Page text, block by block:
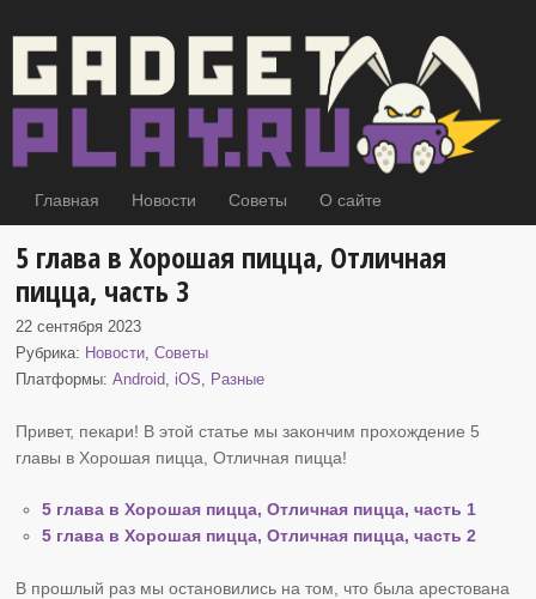
Главная Новости Советы О сайте
5 глава в Хорошая пицца, Отличная
пицца, часть 3
22 сентября 2023
Рубрика: Новости,Советы
Платформы:Android, iOS, Разные
Привет, пекари! В этой статье мы закончим прохождение 5
главы в Хорошая пицца , Отличная пицца!
5 глава в Хорошая пицца, Отличная пицца, часть 1
5 глава в Хорошая пицца, Отличная пицца, часть 2
В прошлый раз мы остановились на том, что была арестована